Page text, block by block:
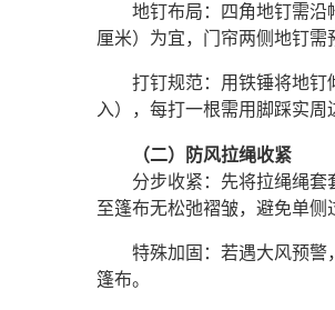
地钉布局：四角地钉需沿
厘米）为宜，门帘两侧地钉需
打钉规范：用铁锤将地钉
入），每打一根需用脚踩实周
（二）防风拉绳收紧
分步收紧：先将拉绳绳
至篷布无松弛褶皱，避免单侧
特殊加固：若遇大风预警
篷布。